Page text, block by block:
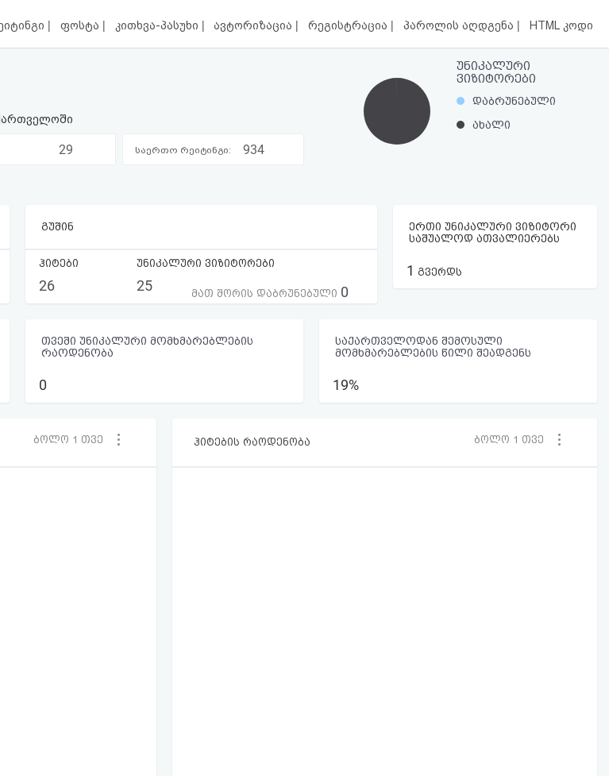
| ფოსტა | კითხვა-პასუხი | ავტორიზაცია | რეგისტრაცია | პაროლის აღდგენა | HTML კოდი
29 საერთო რეიტინგი: 934
უნიკალური
ვიზიტორები
დაბრუნებული
ახალი
გუშინ
ჰიტები
26
უნიკალური ვიზიტორები
25 მათ შორის დაბრუნებული 0
ერთი უნიკალური ვიზიტორი
საშუალოდ ათვალიერებს
1 გვერდს
თვეში უნიკალური მომხმარებლების
რაოდენობა
0
საქართველოდან შემოსული
მომხმარებლების წილი შეადგენს
19%
ბოლო 1 თვე ჰიტების რაოდენობა ბოლო 1 თვე